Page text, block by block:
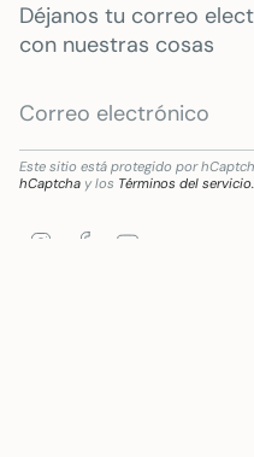
Déjanos tu correo
con nuestras cosas
Este sitio está protegido por
hCaptcha y los Términos del servicio.
InstagramFacebook